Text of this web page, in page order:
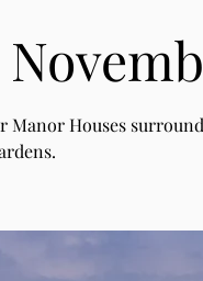
Manor Houses